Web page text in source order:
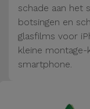
Computer
Aaccessoires
iPad en
schade aan het
botsingen en
glasfilms voor
kleine
smartphone.